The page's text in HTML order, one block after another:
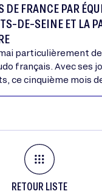
FRANCE PAR
DE-SEINE ET LA
particulièrement
français. Avec ses
ce cinquième mois
RETOUR LISTE